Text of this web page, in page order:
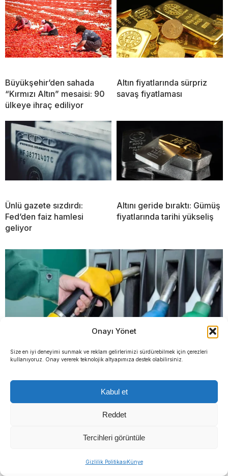
Onayı Yönet
Size en iyi deneyimi sunmak ve reklam gelirlerimizi sürdürebilmek için çerezleri
kullanıyoruz. Onay vererek teknolojik altyapımıza destek olabilirsiniz.
Kabul et
Reddet
Tercihleri görüntüle
Gizlilik PolitikasıKünye
Büyükşehir’den sahada
“Kırmızı Altın” mesaisi: 90
ülkeye ihraç ediliyor
Altın fiyatlarında sürpriz
savaş fiyatlaması
Ünlü gazete sızdırdı:
Fed’den faiz hamlesi
geliyor
Altını geride bıraktı: Gümüş
fiyatlarında tarihi yükseliş
Benzine gelen indirim ÖTV’ye kesildi pompaya